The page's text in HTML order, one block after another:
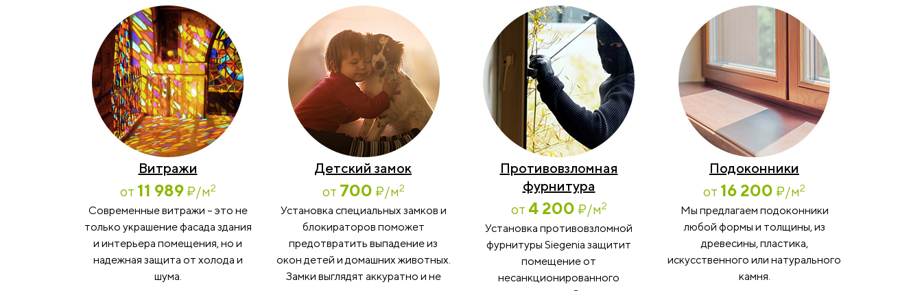
Витражи
от 11 989 ₽/м2
Современные витражи – это не
только украшение фасада здания
и интерьера помещения, но и
надежная защита от холода и
шума.
Детский замок
от 700 ₽/м2
Установка специальных замков и
блокираторов поможет
предотвратить выпадение из
окон детей и домашних животных.
Замки выглядят аккуратно и не
Противовзломная
фурнитура
от 4 200 ₽/м2
Установка противовзломной
фурнитуры Siegenia защитит
помещение от
несанкционированного
Подоконники
от 16 200 ₽/м2
Мы предлагаем подоконники
любой формы и толщины, из
древесины, пластика,
искусственного или натурального
камня.